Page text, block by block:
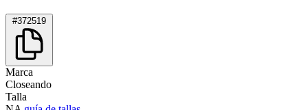
#372519
Marca
Closeando
Talla